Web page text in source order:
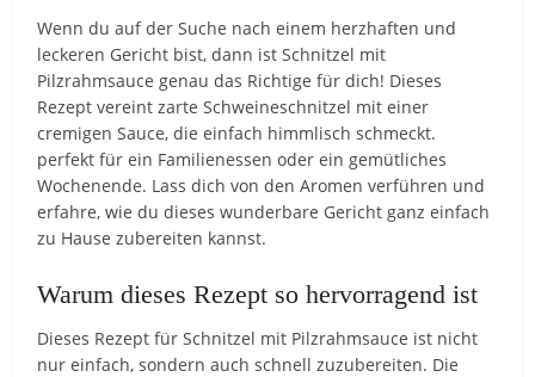
Wenn du auf der Suche nach einem herzhaften und
leckeren Gericht bist, dann ist Schnitzel mit
Pilzrahmsauce genau das Richtige für dich! Dieses
Rezept vereint zarte Schweineschnitzel mit einer
cremigen Sauce, die einfach himmlisch schmeckt.
perfekt für ein Familienessen oder ein gemütliches
Wochenende. Lass dich von den Aromen verführen und
erfahre, wie du dieses wunderbare Gericht ganz einfach
zu Hause zubereiten kannst.
Warum dieses Rezept so hervorragend ist
Dieses Rezept für Schnitzel mit Pilzrahmsauce ist nicht
nur einfach, sondern auch schnell zuzubereiten. Die